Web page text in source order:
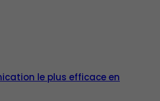
le plus efficace en